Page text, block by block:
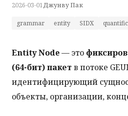
2026-03-01Джунву Пак
grammar entity SIDX
Entity Node— это
(64-бит) пакет в потоке
идентифицирующий
объекты, организации,